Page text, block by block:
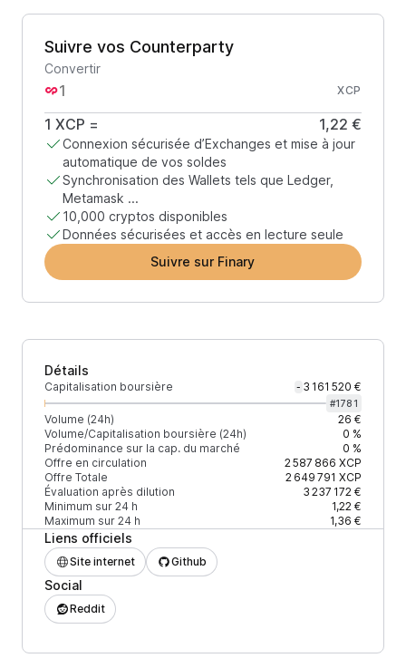
Suivre vos Counterparty
Convertir
XCP
1 XCP = 1,22 €
Connexion sécurisée d’Exchanges et mise à jour
automatique de vos soldes
Synchronisation des Wallets tels que Ledger,
Metamask ...
10,000 cryptos disponibles
Données sécurisées et accès en lecture seule
Suivre sur Finary
Détails
Capitalisation boursière - 3 161 520 €
#1781
Volume (24h)
26 €
Volume/Capitalisation boursière (24h)
0 %
Prédominance sur la cap. du marché
0 %
Offre en circulation
2 587 866 XCP
Offre Totale
2 649 791 XCP
Évaluation après dilution
3 237 172 €
Minimum sur 24 h
1,22 €
Maximum sur 24 h
1,36 €
Liens officiels
Site internet Github
Social
Reddit